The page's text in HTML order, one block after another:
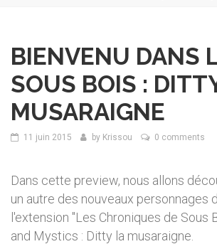
BIENVENU DANS
SOUS BOIS :
MUSARAIGNE
11 juin 2015 by Krissou 0 comments
Dans cette preview, nous allons
un autre des nouveaux personnages
l'extension "Les Chroniques de Sous
and Mystics : Ditty la musaraigne.